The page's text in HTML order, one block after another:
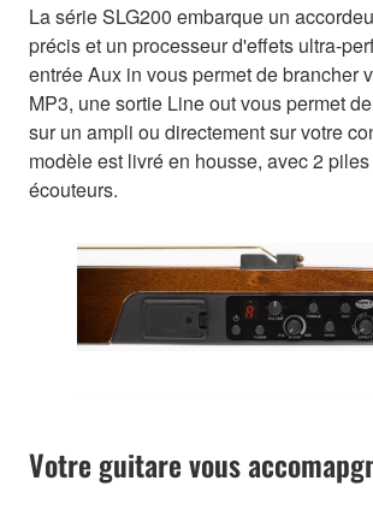
La série SLG200 embarque un
précis et un processeur d'effets ultra-
entrée Aux in vous permet de brancher
MP3, une sortie Line out vous permet
sur un ampli ou directement sur votre
modèle est livré en housse, avec 2
écouteurs.
Votre guitare vous